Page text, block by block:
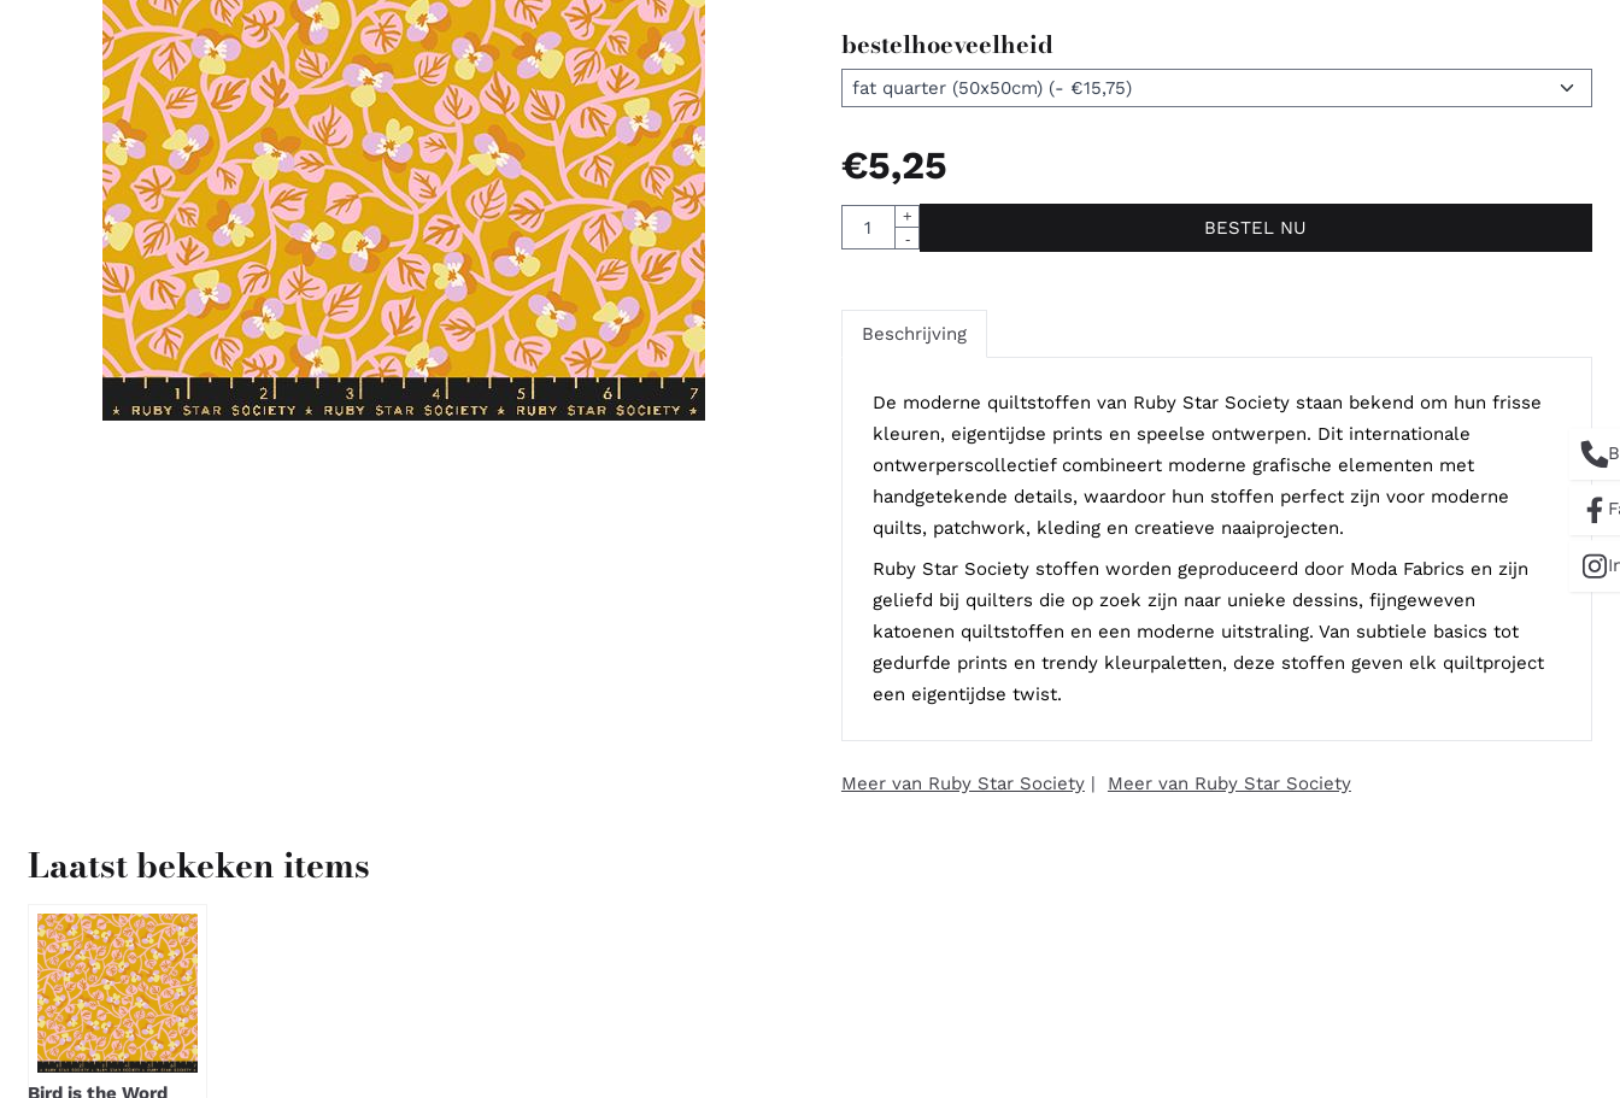
bestelhoeveelheid
€5,25
Aantal
+
-
BESTEL NU
Beschrijving
De moderne quiltstoffen van Ruby Star Society staan bekend om hun frisse
kleuren, eigentijdse prints en speelse ontwerpen. Dit internationale
ontwerperscollectief combineert moderne grafische elementen met
handgetekende details, waardoor hun stoffen perfect zijn voor moderne
quilts, patchwork, kleding en creatieve naaiprojecten.
Ruby Star Society stoffen worden geproduceerd door Moda Fabrics en zijn
geliefd bij quilters die op zoek zijn naar unieke dessins, fijngeweven
katoenen quiltstoffen en een moderne uitstraling. Van subtiele basics tot
gedurfde prints en trendy kleurpaletten, deze stoffen geven elk quiltproject
een eigentijdse twist.
Meer van Ruby Star Society| Meer van Ruby Star Society
Laatst bekeken items